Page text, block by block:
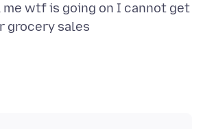
me wtf is going on I cannot get